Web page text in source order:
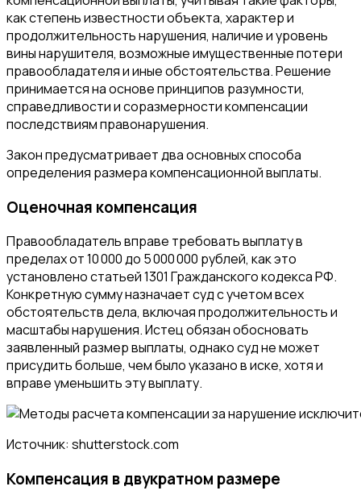
как степень известности объекта, характер и
продолжительность нарушения, наличие и уровень
вины нарушителя, возможные имущественные потери
правообладателя и иные обстоятельства. Решение
принимается на основе принципов разумности,
справедливости и соразмерности компенсации
последствиям правонарушения.
Закон предусматривает два основных способа
определения размера компенсационной выплаты.
Оценочная компенсация
Правообладатель вправе требовать выплату в
пределах от 10 000 до 5 000 000 рублей, как это
установлено статьей 1301 Гражданского кодекса РФ.
Конкретную сумму назначает суд с учетом всех
обстоятельств дела, включая продолжительность и
масштабы нарушения. Истец обязан обосновать
заявленный размер выплаты, однако суд не может
присудить больше, чем было указано в иске, хотя и
вправе уменьшить эту выплату.
Источник: shutterstock.com
Компенсация в двукратном размере